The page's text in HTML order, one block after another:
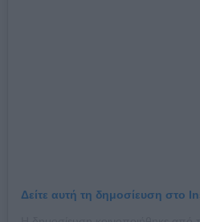
Δείτε αυτή τη δημοσίευση στο